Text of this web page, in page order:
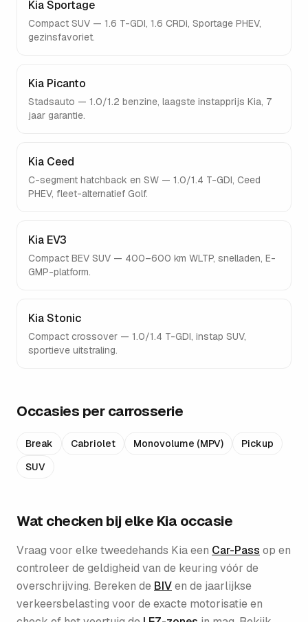
Kia Sportage
Compact SUV — 1.6 T-GDI, 1.6 CRDi, Sportage PHEV,
gezinsfavoriet.
Kia Picanto
Stadsauto — 1.0/1.2 benzine, laagste instapprijs Kia, 7
jaar garantie.
Kia Ceed
C-segment hatchback en SW — 1.0/1.4 T-GDI, Ceed
PHEV, fleet-alternatief Golf.
Kia EV3
Compact BEV SUV — 400–600 km WLTP, snelladen, E-
GMP-platform.
Kia Stonic
Compact crossover — 1.0/1.4 T-GDI, instap SUV,
sportieve uitstraling.
Occasies per carrosserie
Break Cabriolet Monovolume (MPV)
Pickup
SUV
Wat checken bij elke Kia occasie
Vraag voor elke tweedehands Kiaeen Car-Pass op en
controleer de geldigheid van de keuring vóór de
overschrijving. Bereken de BIVen de jaarlijkse
verkeersbelasting voor de exacte motorisatie en